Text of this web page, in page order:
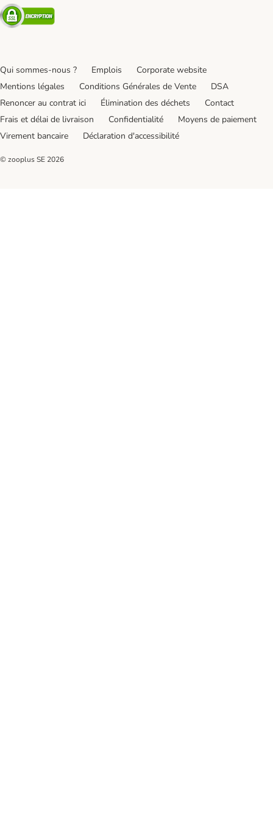
Security
Qui sommes-nous ? Emplois
Corporate website
Mentions légales
Conditions Générales de Vente
DSA
Renoncer au contrat ici
Élimination des déchets
Contact
Frais et délai de livraison
Confidentialité
Moyens de paiement
Virement bancaire
Déclaration d'accessibilité
© zooplus SE 2026